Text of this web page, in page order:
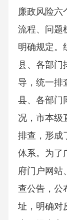
廉政风险六
流程、问题
明确规定。
县、各部门
导，统一排
县、各部门
况，市本级
排查，形成
体系。为了
府门户网站
查公告，公
址，明确对